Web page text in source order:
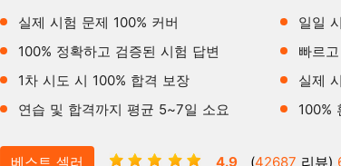
실제 시험 문제 100% 커버
100% 정확하고 검증된 시험 답변
1차 시도 시 100% 합격 보장
연습 및 합격까지 평균 5~7일 소요
일일
빠르
실제
100%
베스트 셀러 4.9 (42687 리뷰)